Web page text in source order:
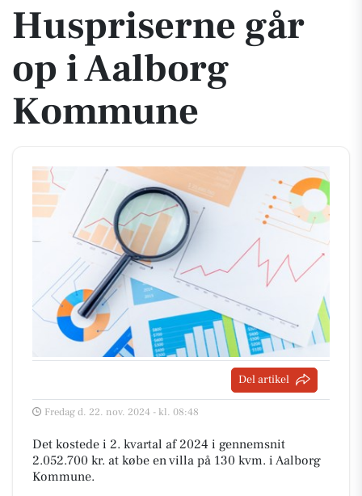
Huspriserne går
op i Aalborg
Kommune
Del artikel
Fredag d. 22. nov. 2024 - kl. 08:48
Det kostede i 2. kvartal af 2024 i gennemsnit
2.052.700 kr. at købe en villa på 130 kvm. i Aalborg
Kommune.